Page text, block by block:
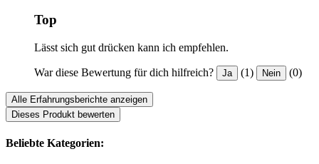
Top
Lässt sich gut drücken kann ich empfehlen.
War diese Bewertung für dich hilfreich? Ja (1) Nein (0)
Alle Erfahrungsberichte anzeigen
Dieses Produkt bewerten
Beliebte Kategorien: